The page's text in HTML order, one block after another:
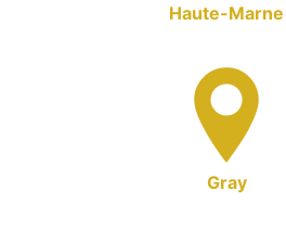
Haute-Marne
Gray